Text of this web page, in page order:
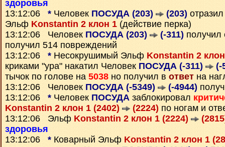
здоровья
13:12:06 * Человек ПОСУДА (203) (203)
Эльф Konstantin 2 клон 1 (действие перка)
13:12:06 Человек ПОСУДА (203) (-311) получил
получил 514 повреждений
13:12:06 * Несокрушимый Эльф Konstantin 2
криками "ура" накатил Человек ПОСУДА (-311)
(-
тычок по голове на 5038 но получил в ответ на
13:12:06 Человек ПОСУДА (-5349) (-4944)
13:12:06 * Человек ПОСУДА заблокировал
Konstantin 2 клон 1 (2402)
(2224) по ногам и
13:12:06 Эльф Konstantin 2 клон 1 (2224)
здоровья
13:12:06 * Коварный Эльф Konstantin 2 клон 1